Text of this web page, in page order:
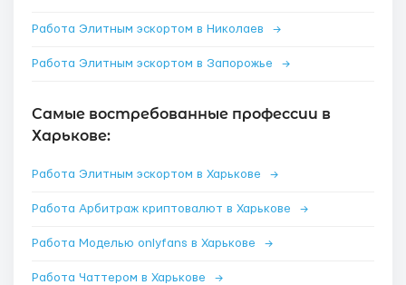
Работа Элитным эскортом в Николаев →
Работа Элитным эскортом в Запорожье →
Самые востребованные профессии в
Харькове:
Работа Элитным эскортом в Харькове →
Работа Арбитраж криптовалют в Харькове →
Работа Моделью onlyfans в Харькове →
Работа Чаттером в Харькове →